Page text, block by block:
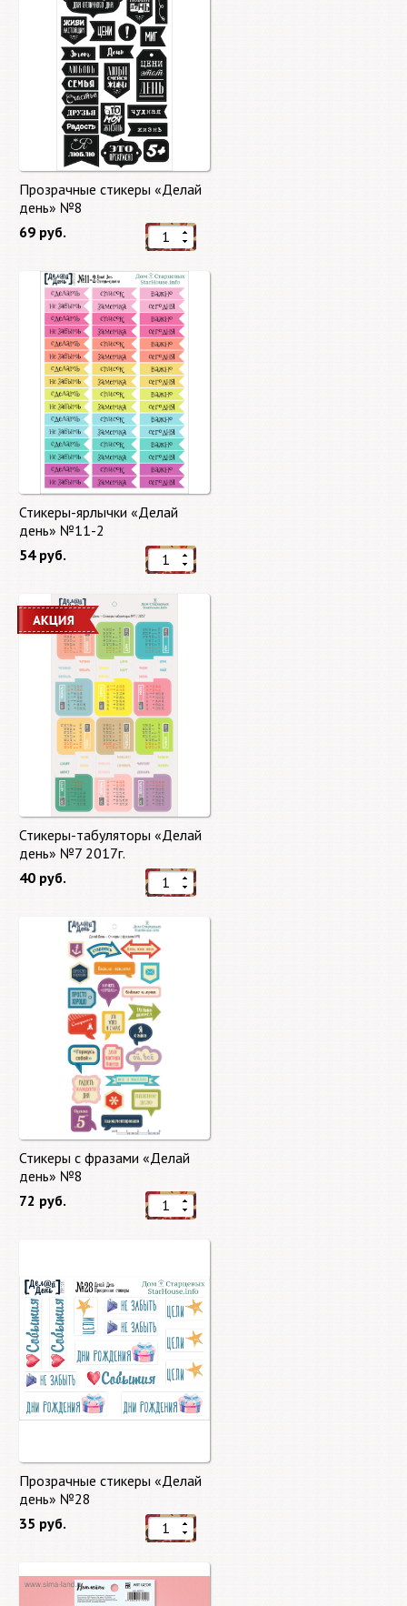
Прозрачные стикеры «Делай
день» №8
69 руб.
Стикеры-ярлычки «Делай
день» №11-2
54 руб.
Стикеры-табуляторы «Делай
день» №7 2017г.
40 руб.
Стикеры с фразами «Делай
день» №8
72 руб.
Прозрачные стикеры «Делай
день» №28
35 руб.